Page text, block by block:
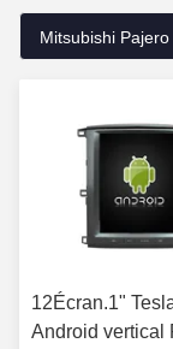
Mitsubishi
12Écran.1"
Android vertical